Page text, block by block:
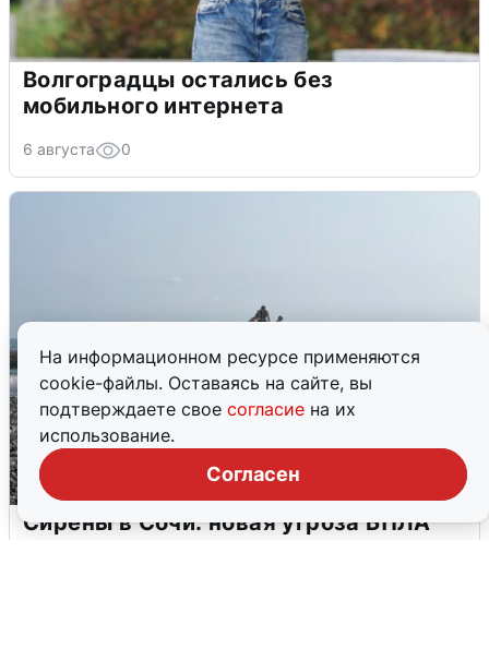
На информационном ресурсе применяются
cookie-файлы. Оставаясь на сайте, вы
подтверждаете свое согласие на их
использование.
Согласен
Волгоградцы остались без
мобильного интернета
6 августа 0
Сирены в Сочи: новая угроза БПЛА